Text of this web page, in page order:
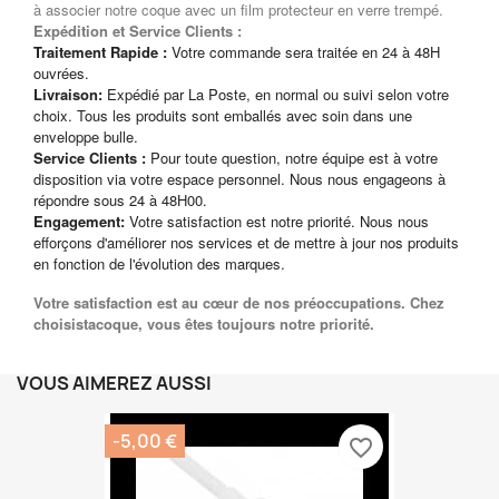
à associer notre coque avec un film protecteur en verre trempé.
Expédition et Service Clients :
Traitement Rapide : Votre commande sera traitée en 24 à 48H
ouvrées.
Livraison: Expédié par La Poste, en normal ou suivi selon votre
choix. Tous les produits sont emballés avec soin dans une
enveloppe bulle.
Service Clients : Pour toute question, notre équipe est à votre
disposition via votre espace personnel. Nous nous engageons à
répondre sous 24 à 48H00.
Engagement: Votre satisfaction est notre priorité. Nous nous
efforçons d'améliorer nos services et de mettre à jour nos produits
en fonction de l'évolution des marques.
Votre satisfaction est au cœur de nos préoccupations. Chez
choisistacoque, vous êtes toujours notre priorité.
VOUS AIMEREZ AUSSI
-5,00 € favorite_border